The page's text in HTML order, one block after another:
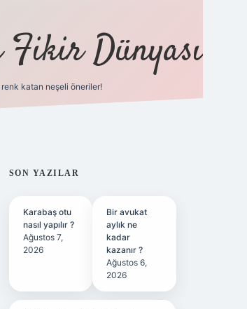
Fikir Dünyası
katan neşeli öneriler!
SIDEBAR
SON YAZILAR
Karabaş otu
nasıl yapılır ?
Ağustos 7,
2026
Bir avukat
aylık ne
kadar
kazanır ?
Ağustos 6,
2026